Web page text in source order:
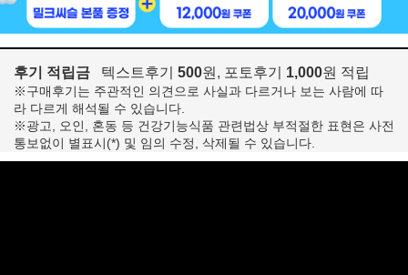
후기 적립금 텍스트후기 500원, 포토후기 1,000원 적립
※구매후기는 주관적인 의견으로 사실과 다르거나 보는 사람에 따
라 다르게 해석될 수 있습니다.
※광고, 오인, 혼동 등 건강기능식품 관련법상 부적절한 표현은 사전
통보없이 별표시(*) 및 임의 수정, 삭제될 수 있습니다.